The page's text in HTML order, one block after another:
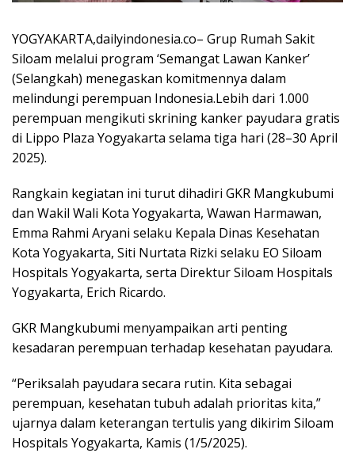
YOGYAKARTA,dailyindonesia.co– Grup Rumah Sakit
Siloam melalui program ‘Semangat Lawan Kanker’
(Selangkah) menegaskan komitmennya dalam
melindungi perempuan Indonesia.Lebih dari 1.000
perempuan mengikuti skrining kanker payudara gratis
di Lippo Plaza Yogyakarta selama tiga hari (28–30 April
2025).
Rangkain kegiatan ini turut dihadiri GKR Mangkubumi
dan Wakil Wali Kota Yogyakarta, Wawan Harmawan,
Emma Rahmi Aryani selaku Kepala Dinas Kesehatan
Kota Yogyakarta, Siti Nurtata Rizki selaku EO Siloam
Hospitals Yogyakarta, serta Direktur Siloam Hospitals
Yogyakarta, Erich Ricardo.
GKR Mangkubumi menyampaikan arti penting
kesadaran perempuan terhadap kesehatan payudara.
“Periksalah payudara secara rutin. Kita sebagai
perempuan, kesehatan tubuh adalah prioritas kita,”
ujarnya dalam keterangan tertulis yang dikirim Siloam
Hospitals Yogyakarta, Kamis (1/5/2025).